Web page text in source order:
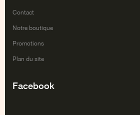
Contact
Notre boutique
Promotions
Plan du site
Facebook